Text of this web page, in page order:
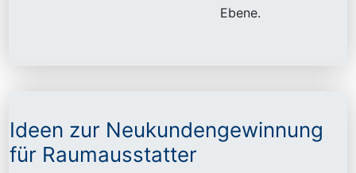
Ebene.
Ideen zur Neukundengewinnung
für Raumausstatter